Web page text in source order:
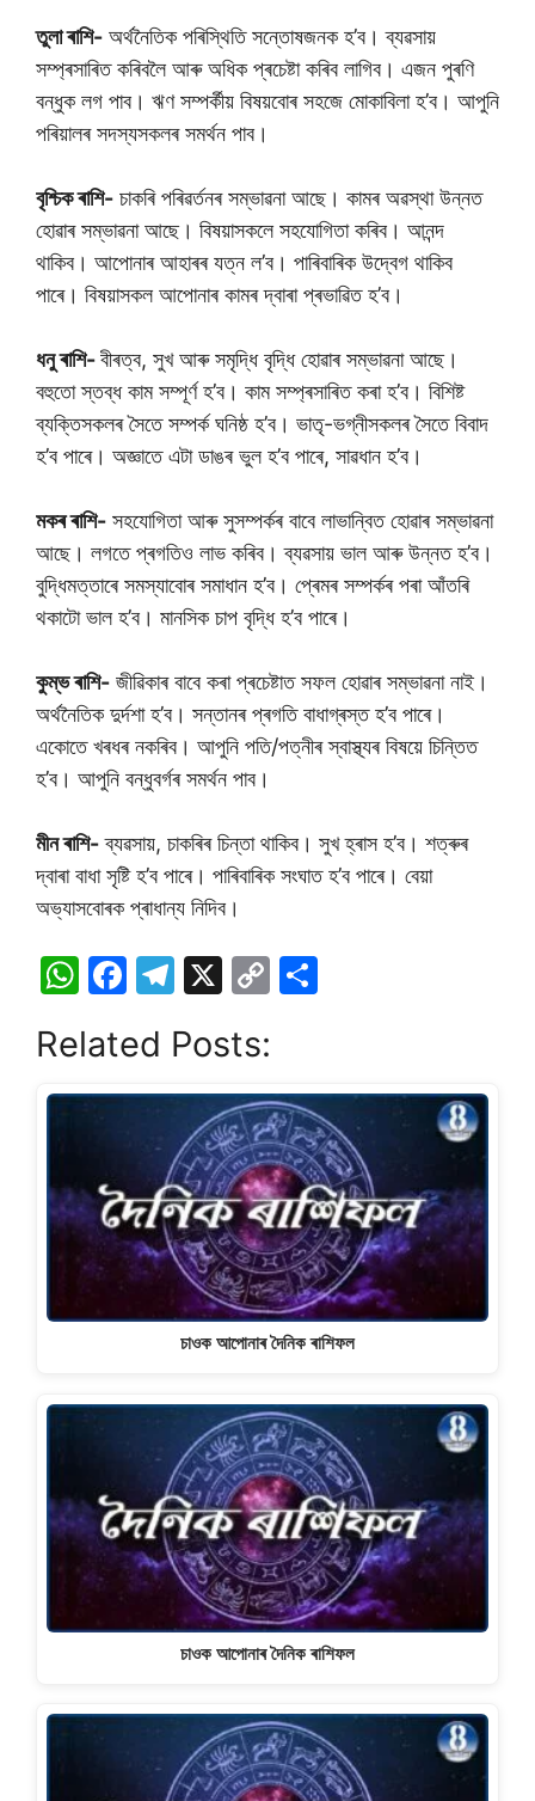
তুলা ৰাশি- অৰ্থনৈতিক পৰিস্থিতি সন্তোষজনক হ’ব। ব্যৱসায়
সম্প্ৰসাৰিত কৰিবলৈ আৰু অধিক প্ৰচেষ্টা কৰিব লাগিব। এজন পুৰণি
বন্ধুক লগ পাব। ঋণ সম্পৰ্কীয় বিষয়বোৰ সহজে মোকাবিলা হ’ব। আপুনি
পৰিয়ালৰ সদস্যসকলৰ সমৰ্থন পাব।
বৃশ্চিক ৰাশি- চাকৰি পৰিৱৰ্তনৰ সম্ভাৱনা আছে। কামৰ অৱস্থা উন্নত
হোৱাৰ সম্ভাৱনা আছে। বিষয়াসকলে সহযোগিতা কৰিব। আনন্দ
থাকিব। আপোনাৰ আহাৰৰ যত্ন ল’ব। পাৰিবাৰিক উদ্বেগ থাকিব
পাৰে। বিষয়াসকল আপোনাৰ কামৰ দ্বাৰা প্ৰভাৱিত হ’ব।
ধনু ৰাশি-বীৰত্ব, সুখ আৰু সমৃদ্ধি বৃদ্ধি হোৱাৰ সম্ভাৱনা আছে।
বহুতো স্তব্ধ কাম সম্পূৰ্ণ হ’ব। কাম সম্প্ৰসাৰিত কৰা হ’ব। বিশিষ্ট
ব্যক্তিসকলৰ সৈতে সম্পৰ্ক ঘনিষ্ঠ হ’ব। ভাতৃ-ভগ্নীসকলৰ সৈতে বিবাদ
হ’ব পাৰে। অজ্ঞাতে এটা ডাঙৰ ভুল হ’ব পাৰে, সাৱধান হ’ব।
মকৰ ৰাশি- সহযোগিতা আৰু সুসম্পৰ্কৰ বাবে লাভান্বিত হোৱাৰ সম্ভাৱনা
আছে। লগতে প্ৰগতিও লাভ কৰিব। ব্যৱসায় ভাল আৰু উন্নত হ’ব।
বুদ্ধিমত্তাৰে সমস্যাবোৰ সমাধান হ’ব। প্ৰেমৰ সম্পৰ্কৰ পৰা আঁতৰি
থকাটো ভাল হ’ব। মানসিক চাপ বৃদ্ধি হ’ব পাৰে।
কুম্ভ ৰাশি- জীৱিকাৰ বাবে কৰা প্ৰচেষ্টাত সফল হোৱাৰ সম্ভাৱনা নাই।
অৰ্থনৈতিক দুৰ্দশা হ’ব। সন্তানৰ প্ৰগতি বাধাগ্ৰস্ত হ’ব পাৰে।
একোতে খৰধৰ নকৰিব। আপুনি পতি/পত্নীৰ স্বাস্থ্যৰ বিষয়ে চিন্তিত
হ’ব। আপুনি বন্ধুবৰ্গৰ সমৰ্থন পাব।
মীন ৰাশি-ব্যৱসায়, চাকৰিৰ চিন্তা থাকিব। সুখ হ্ৰাস হ’ব। শত্ৰুৰ
দ্বাৰা বাধা সৃষ্টি হ’ব পাৰে। পাৰিবাৰিক সংঘাত হ’ব পাৰে। বেয়া
অভ্যাসবোৰক প্ৰাধান্য নিদিব।
W
at
s
p
F
c
e
o
k
T
e
gr
a
m
X
C
y
Li
n
k
e
Related Posts:
চাওক আপোনাৰ দৈনিক ৰাশিফল
চাওক আপোনাৰ দৈনিক ৰাশিফল